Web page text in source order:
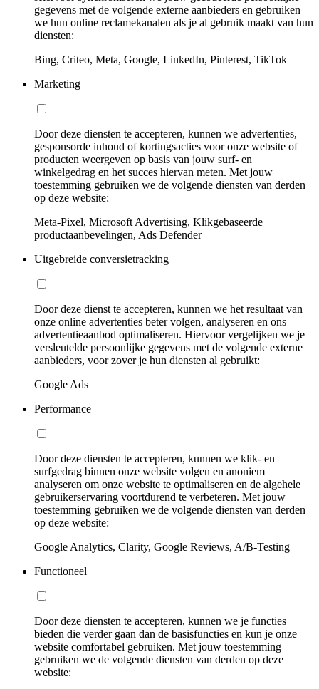
gegevens met de volgende externe aanbieders en gebruiken
we hun online reclamekanalen als je al gebruik maakt van hun
diensten:
Bing, Criteo, Meta, Google, LinkedIn, Pinterest, TikTok
Marketing
Door deze diensten te accepteren, kunnen we advertenties,
gesponsorde inhoud of kortingsacties voor onze website of
producten weergeven op basis van jouw surf- en
winkelgedrag en het succes hiervan meten. Met jouw
toestemming gebruiken we de volgende diensten van derden
op deze website:
Meta-Pixel, Microsoft Advertising, Klikgebaseerde
productaanbevelingen, Ads Defender
Uitgebreide conversietracking
Door deze dienst te accepteren, kunnen we het resultaat van
onze online advertenties beter volgen, analyseren en ons
advertentieaanbod optimaliseren. Hiervoor vergelijken we je
versleutelde persoonlijke gegevens met de volgende externe
aanbieders, voor zover je hun diensten al gebruikt:
Google Ads
Performance
Door deze diensten te accepteren, kunnen we klik- en
surfgedrag binnen onze website volgen en anoniem
analyseren om onze website te optimaliseren en de algehele
gebruikerservaring voortdurend te verbeteren. Met jouw
toestemming gebruiken we de volgende diensten van derden
op deze website:
Google Analytics, Clarity, Google Reviews, A/B-Testing
Functioneel
Door deze diensten te accepteren, kunnen we je functies
bieden die verder gaan dan de basisfuncties en kun je onze
website comfortabel gebruiken. Met jouw toestemming
gebruiken we de volgende diensten van derden op deze
website: